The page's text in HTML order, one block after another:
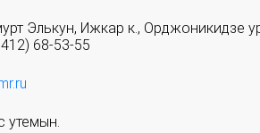
Элькун, Ижкар к., Орджоникидзе
68-53-55
утемын.